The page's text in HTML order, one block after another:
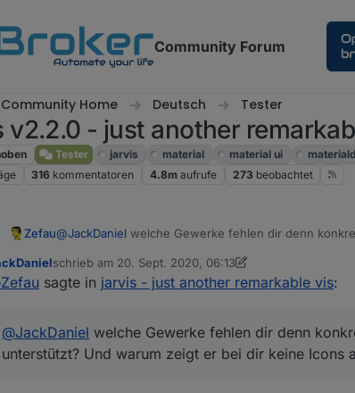
Community Forum
Home Deutsch Tester
v2.2.0 - just another
Tester jarvis material material ui
316 kommentatoren 4.8m aufrufe 273 beobachtet
Zefau@JackDaniel welche Gewerke fehlen dir denn
schrieb am 20. Sept. 2020, 06:13
zuletzt editiert von JackDaniel
Zefau sagte in jarvis - just another remarkable vis:
@JackDaniel welche Gewerke fehlen dir denn
unterstützt? Und warum zeigt er bei dir keine Icons